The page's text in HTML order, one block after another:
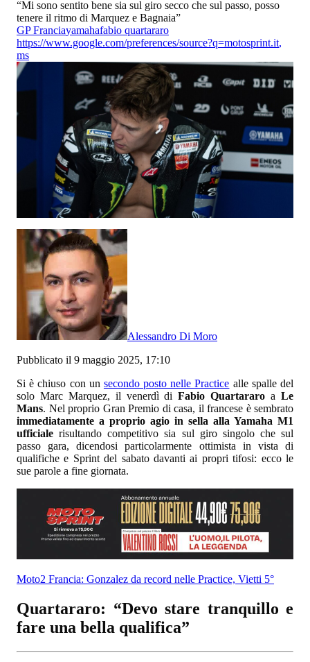
“Mi sono sentito bene sia sul giro secco che sul passo, posso
tenere il ritmo di Marquez e Bagnaia”
GP Franciayamahafabio quartararo
https://www.google.com/preferences/source?q=motosprint.it,
ms
Alessandro Di Moro
Pubblicato il 9 maggio 2025, 17:10
Si è chiuso con un secondo posto nelle Practice alle spalle del
solo Marc Marquez, il venerdì diFabio QuartararoaLe
Mans. Nel proprio Gran Premio di casa, il francese è sembrato
immediatamente a proprio agio in sella alla Yamaha M1
ufficiale risultando competitivo sia sul giro singolo che sul
passo gara, dicendosi particolarmente ottimista in vista di
qualifiche e Sprint del sabato davanti ai propri tifosi: ecco le
sue parole a fine giornata.
Moto2 Francia: Gonzalez da record nelle Practice, Vietti 5°
Quartararo: “Devo stare tranquillo e
fare una bella qualifica”